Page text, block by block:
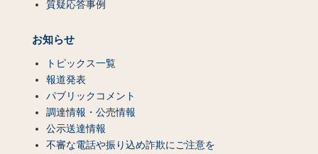
質疑応答事例
お知らせ
トピックス一覧
報道発表
パブリックコメント
調達情報・公売情報
公示送達情報
不審な電話や振り込め詐欺にご注意を